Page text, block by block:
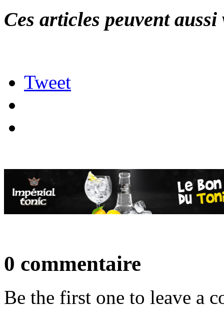
Ces articles peuvent
Tweet
0 commentaire
Be the first one to leave a